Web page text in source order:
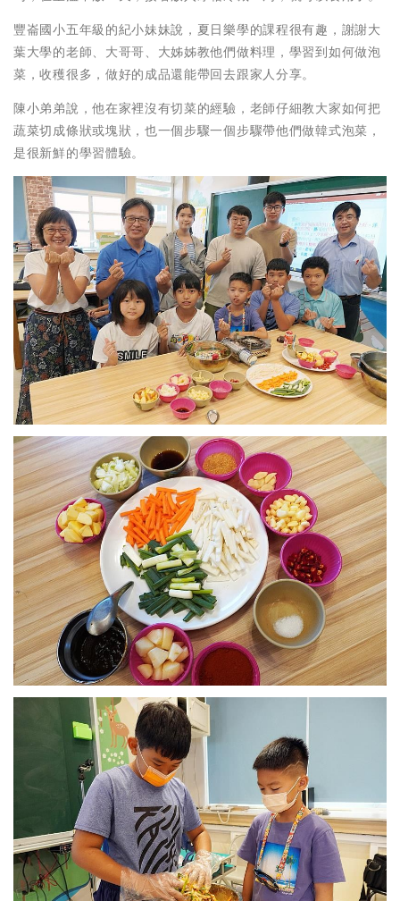
豐崙國小五年級的紀小妹妹說，夏日樂學的課程很有趣，謝謝大
葉大學的老師、大哥哥、大姊姊教他們做料理，學習到如何做泡
菜，收穫很多，做好的成品還能帶回去跟家人分享。
陳小弟弟說，他在家裡沒有切菜的經驗，老師仔細教大家如何把
蔬菜切成條狀或塊狀，也一個步驟一個步驟帶他們做韓式泡菜，
是很新鮮的學習體驗。